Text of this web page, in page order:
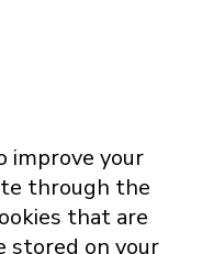
improve your
through the
that are
stored on your